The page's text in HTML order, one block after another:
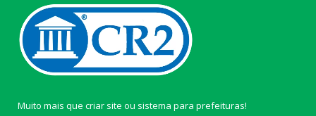
Muito mais que criar site ou sistema para prefeituras!